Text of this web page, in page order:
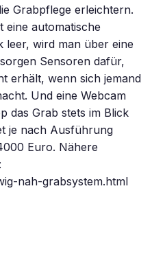
Grabpflege erleichtern.
eine automatische
leer, wird man über eine
Sensoren dafür,
erhält, wenn sich jemand
Und eine Webcam
das Grab stets im Blick
je nach Ausführung
Euro. Nähere
nah-grabsystem.html